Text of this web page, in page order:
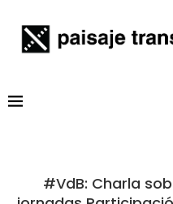
#VdB: Charla